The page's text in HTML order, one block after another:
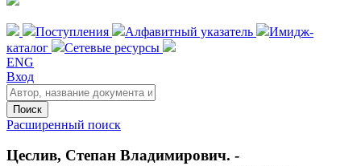
Поступления Алфавитный указатель
Имидж-
каталог
Сетевые ресурсы
ENG
Вход
Поиск
Расширенный поиск
Цеслив, Степан Владимирович. -